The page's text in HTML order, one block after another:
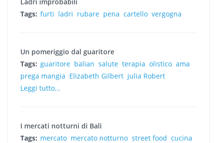
Tags: furti ladri rubare pena cartello vergogna
Un pomeriggio dal guaritore
Tags: guaritore balian salute terapia olistico ama
prega mangia Elizabeth Gilbert julia Robert
Leggi tutto...
I mercati notturni di Bali
Tags: mercato mercato notturno street food cucina